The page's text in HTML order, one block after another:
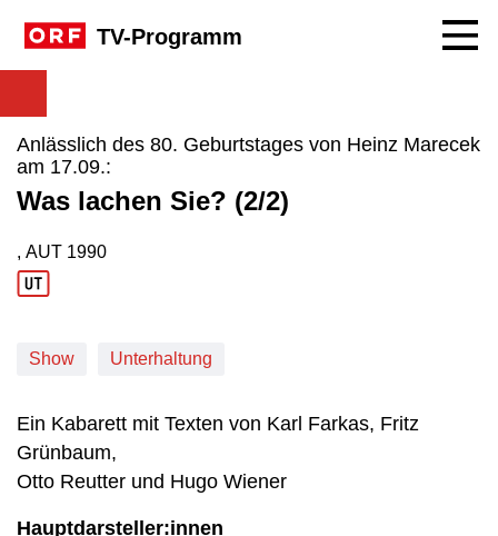
TV-Programm
Anlässlich des 80. Geburtstages von Heinz Marecek
am 17.09.:
Was lachen Sie? (2/2)
Produktionsland: AUT
, AUT
Produktionsjahr: 1990
1990
Show Unterhaltung
Ein Kabarett mit Texten von Karl Farkas, Fritz
Grünbaum,
Otto Reutter und Hugo Wiener
Hauptdarsteller:innen